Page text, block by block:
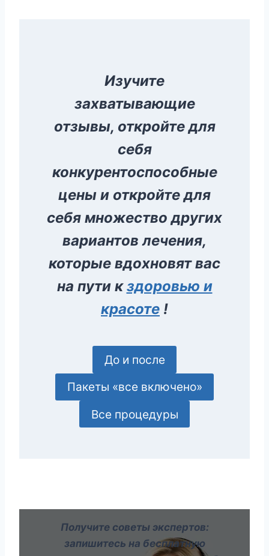
Изучите
захватывающие
отзывы, откройте для
себя
конкурентоспособные
цены и откройте для
себя множество других
вариантов лечения,
которые вдохновят вас
на пути кздоровью и
красоте !
До и после
Пакеты «все включено»
Все процедуры
Получите советы экспертов:
запишитесь на бесплатную